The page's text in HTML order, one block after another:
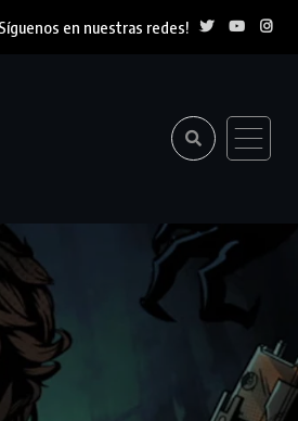
en nuestras redes!